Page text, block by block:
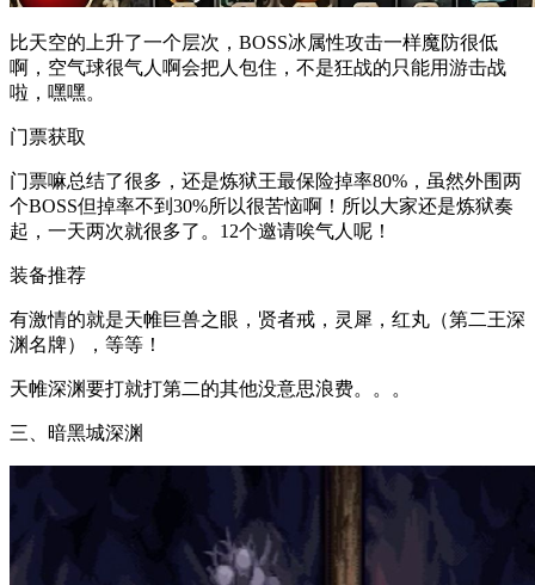
比天空的上升了一个层次，BOSS冰属性攻击一样魔防很低
啊，空气球很气人啊会把人包住，不是狂战的只能用游击战
啦，嘿嘿。
门票获取
门票嘛总结了很多，还是炼狱王最保险掉率80%，虽然外围两
个BOSS但掉率不到30%所以很苦恼啊！所以大家还是炼狱奏
起，一天两次就很多了。12个邀请唉气人呢！
装备推荐
有激情的就是天帷巨兽之眼，贤者戒，灵犀，红丸（第二王深
渊名牌），等等！
天帷深渊要打就打第二的其他没意思浪费。。。
三、暗黑城深渊